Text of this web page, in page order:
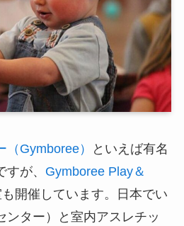
（Gymboree）
といえば有名
が、 Gymboree Play＆
開催しています。日本でい
ンター）と室内アスレチッ